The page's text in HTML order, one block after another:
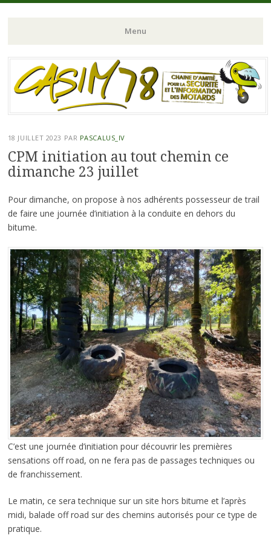
Menu
Aller
au
contenu
18 JUILLET 2023 PAR PASCALUS_IV
CPM initiation au tout chemin ce
dimanche 23 juillet
Pour dimanche, on propose à nos adhérents possesseur de trail
de faire une journée d’initiation à la conduite en dehors du
bitume.
C’est une journée d’initiation pour découvrir les premières
sensations off road, on ne fera pas de passages techniques ou
de franchissement.
Le matin, ce sera technique sur un site hors bitume et l’après
midi, balade off road sur des chemins autorisés pour ce type de
pratique.